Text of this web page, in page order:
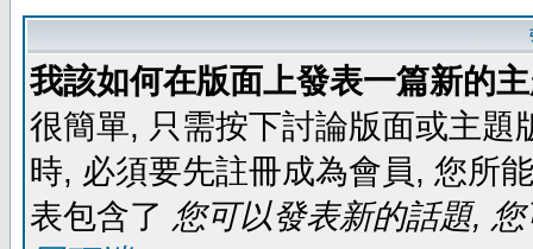
我該如何在版面上發表一篇新的
很簡單, 只需按下討論版面或主
時, 必須要先註冊成為會員, 您所
表包含了 您可以發表新的話題,